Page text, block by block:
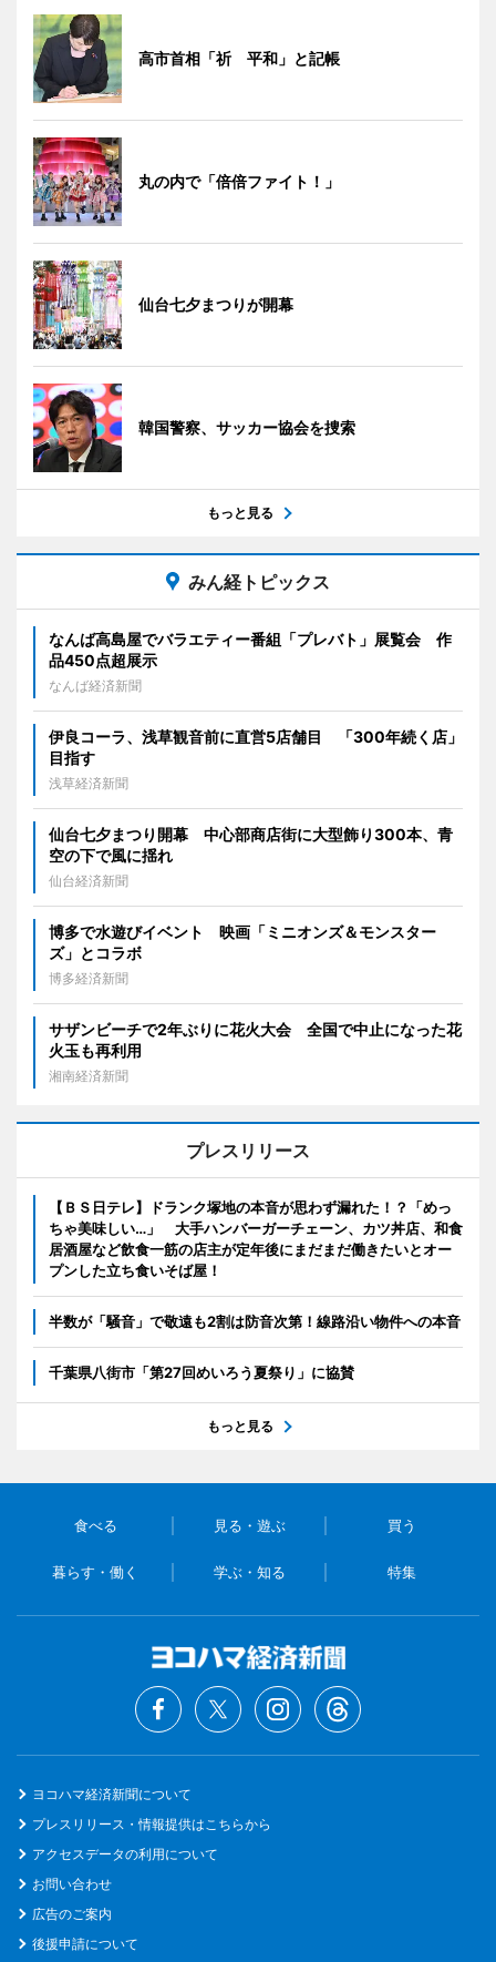
高市首相「祈 平和」と記帳
丸の内で「倍倍ファイト！」
仙台七夕まつりが開幕
韓国警察、サッカー協会を捜索
もっと見る
みん経トピックス
なんば高島屋でバラエティー番組「プレバト」展覧会 作
品450点超展示
なんば経済新聞
伊良コーラ、浅草観音前に直営5店舗目 「300年続く店」
目指す
浅草経済新聞
仙台七夕まつり開幕 中心部商店街に大型飾り300本、青
空の下で風に揺れ
仙台経済新聞
博多で水遊びイベント 映画「ミニオンズ＆モンスター
ズ」とコラボ
博多経済新聞
サザンビーチで2年ぶりに花火大会 全国で中止になった花
火玉も再利用
湘南経済新聞
プレスリリース
【ＢＳ日テレ】ドランク塚地の本音が思わず漏れた！？「めっ
ちゃ美味しい…」 大手ハンバーガーチェーン、カツ丼店、和食
居酒屋など飲食一筋の店主が定年後にまだまだ働きたいとオー
プンした立ち食いそば屋！
半数が「騒音」で敬遠も2割は防音次第！線路沿い物件への本音
千葉県八街市「第27回めいろう夏祭り」に協賛
もっと見る
食べる 見る・遊ぶ 買う
暮らす・働く 学ぶ・知る 特集
ヨコハマ経済新聞について
プレスリリース・情報提供はこちらから
アクセスデータの利用について
お問い合わせ
広告のご案内
後援申請について